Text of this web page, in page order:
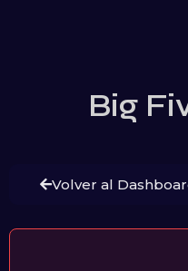
Big
Volver al